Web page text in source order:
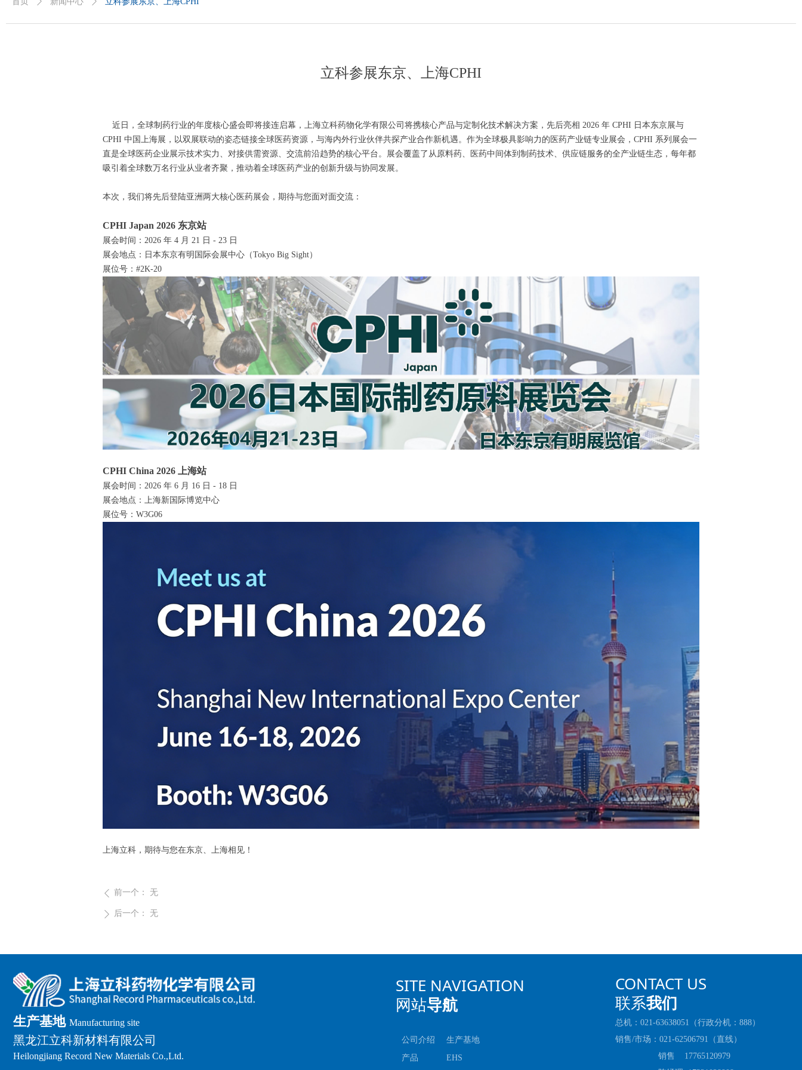
立科参展东京、上海CPHI
近日，全球制药行业的年度核心盛会即将接连启幕，上海立科药物化学有限公司将携核心产品与定制化技术解决方案，先后亮相 2026 年 CPHI 日本东京展与
CPHI 中国上海展，以双展联动的姿态链接全球医药资源，与海内外行业伙伴共探产业合作新机遇。作为全球极具影响力的医药产业链专业展会，CPHI 系列展会一
直是全球医药企业展示技术实力、对接供需资源、交流前沿趋势的核心平台。展会覆盖了从原料药、医药中间体到制药技术、供应链服务的全产业链生态，每年都
吸引着全球数万名行业从业者齐聚，推动着全球医药产业的创新升级与协同发展。
本次，我们将先后登陆亚洲两大核心医药展会，期待与您面对面交流：
CPHI Japan 2026 东京站
展会时间：2026 年 4 月 21 日 - 23 日
展会地点：日本东京有明国际会展中心（Tokyo Big Sight）
展位号：#2K-20
CPHI China 2026 上海站
展会时间：2026 年 6 月 16 日 - 18 日
展会地点：上海新国际博览中心
展位号：W3G06
上海立科，期待与您在东京、上海相见！
ꄴ 前一个： 无
ꄲ 后一个： 无
公司介绍
产品
生产基地
EHS
SITE NAVIGATION
网站导航
CONTACT US
联系我们
总机：021-63638051（行政分机：888）
销售/市场：021-62506791（直线）
销售 17765120979
生产基地 Manufacturing site
黑龙江立科新材料有限公司
Heilongjiang Record New Materials Co.,Ltd.